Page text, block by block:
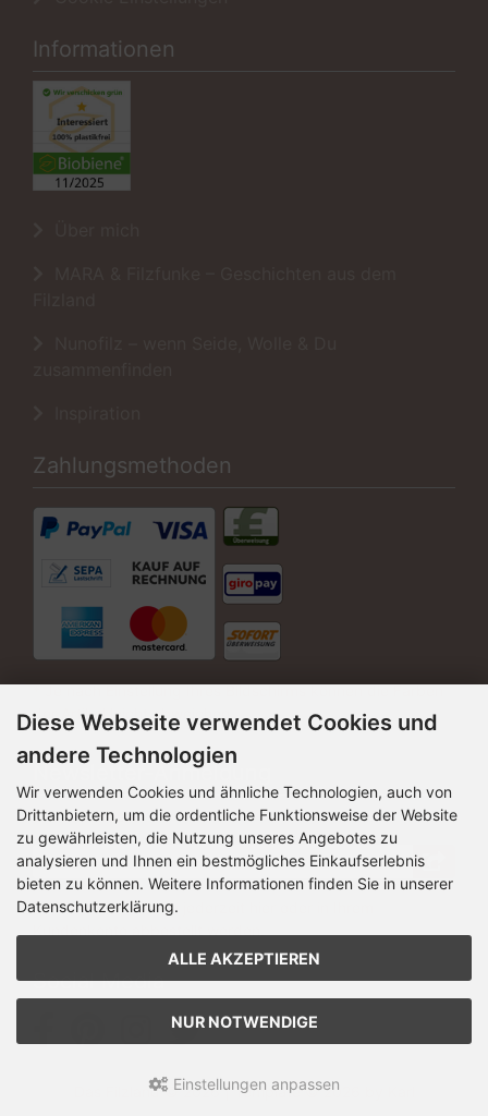
Informationen
Zahlungsmethoden
* Je nach Einstellung Ihres Bildschirms können die Farben
der Artikel leicht abweichen.
Newsletter-Anmeldung
E-Mail-Adresse:
Der Newsletter kann jederzeit hier oder in Ihrem
Social Media
Das Filzland © 2026 | Template © 2026 by Karl
Diese Webseite verwendet Cookies und
andere Technologien
Wir verwenden Cookies und ähnliche Technologien, auch von
Drittanbietern, um die ordentliche Funktionsweise der Website
zu gewährleisten, die Nutzung unseres Angebotes zu
analysieren und Ihnen ein bestmögliches Einkaufserlebnis
bieten zu können. Weitere Informationen finden Sie in unserer
Datenschutzerklärung.
ALLE AKZEPTIEREN
NUR NOTWENDIGE
Einstellungen anpassen